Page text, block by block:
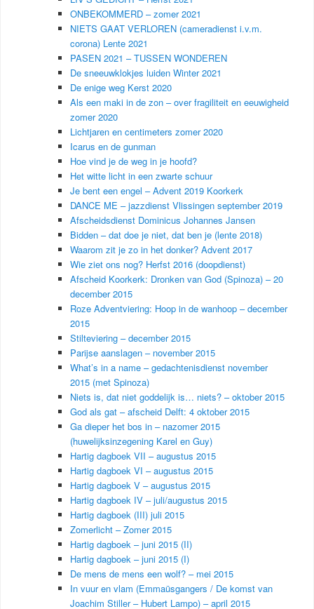
ONBEKOMMERD – zomer 2021
NIETS GAAT VERLOREN (cameradienst i.v.m.
corona) Lente 2021
PASEN 2021 – TUSSEN WONDEREN
De sneeuwklokjes luiden Winter 2021
De enige weg Kerst 2020
Als een maki in de zon – over fragiliteit en eeuwigheid
zomer 2020
Lichtjaren en centimeters zomer 2020
Icarus en de gunman
Hoe vind je de weg in je hoofd?
Het witte licht in een zwarte schuur
Je bent een engel – Advent 2019 Koorkerk
DANCE ME – jazzdienst Vlissingen september 2019
Afscheidsdienst Dominicus Johannes Jansen
Bidden – dat doe je niet, dat ben je (lente 2018)
Waarom zit je zo in het donker? Advent 2017
Wie ziet ons nog? Herfst 2016 (doopdienst)
Afscheid Koorkerk: Dronken van God (Spinoza) – 20
december 2015
Roze Adventviering: Hoop in de wanhoop – december
2015
Stilteviering – december 2015
Parijse aanslagen – november 2015
What’s in a name – gedachtenisdienst november
2015 (met Spinoza)
Niets is, dat niet goddelijk is… niets? – oktober 2015
God als gat – afscheid Delft: 4 oktober 2015
Ga dieper het bos in – nazomer 2015
(huwelijksinzegening Karel en Guy)
Hartig dagboek VII – augustus 2015
Hartig dagboek VI – augustus 2015
Hartig dagboek V – augustus 2015
Hartig dagboek IV – juli/augustus 2015
Hartig dagboek (III) juli 2015
Zomerlicht – Zomer 2015
Hartig dagboek – juni 2015 (II)
Hartig dagboek – juni 2015 (I)
De mens de mens een wolf? – mei 2015
In vuur en vlam (Emmaüsgangers / De komst van
Joachim Stiller – Hubert Lampo) – april 2015